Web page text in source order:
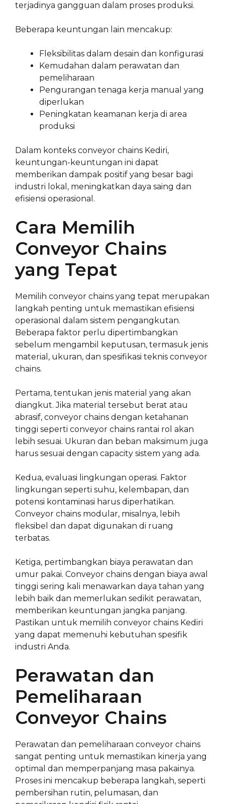
terjadinya gangguan dalam proses produksi.
Beberapa keuntungan lain mencakup:
Fleksibilitas dalam desain dan konfigurasi
Kemudahan dalam perawatan dan
pemeliharaan
Pengurangan tenaga kerja manual yang
diperlukan
Peningkatan keamanan kerja di area
produksi
Dalam konteks conveyor chains Kediri,
keuntungan-keuntungan ini dapat
memberikan dampak positif yang besar bagi
industri lokal, meningkatkan daya saing dan
efisiensi operasional.
Cara Memilih
Conveyor Chains
yang Tepat
Memilih conveyor chains yang tepat merupakan
langkah penting untuk memastikan efisiensi
operasional dalam sistem pengangkutan.
Beberapa faktor perlu dipertimbangkan
sebelum mengambil keputusan, termasuk jenis
material, ukuran, dan spesifikasi teknis conveyor
chains.
Pertama, tentukan jenis material yang akan
diangkut. Jika material tersebut berat atau
abrasif, conveyor chains dengan ketahanan
tinggi seperti conveyor chains rantai rol akan
lebih sesuai. Ukuran dan beban maksimum juga
harus sesuai dengan capacity sistem yang ada.
Kedua, evaluasi lingkungan operasi. Faktor
lingkungan seperti suhu, kelembapan, dan
potensi kontaminasi harus diperhatikan.
Conveyor chains modular, misalnya, lebih
fleksibel dan dapat digunakan di ruang
terbatas.
Ketiga, pertimbangkan biaya perawatan dan
umur pakai. Conveyor chains dengan biaya awal
tinggi sering kali menawarkan daya tahan yang
lebih baik dan memerlukan sedikit perawatan,
memberikan keuntungan jangka panjang.
Pastikan untuk memilih conveyor chains Kediri
yang dapat memenuhi kebutuhan spesifik
industri Anda.
Perawatan dan
Pemeliharaan
Conveyor Chains
Perawatan dan pemeliharaan conveyor chains
sangat penting untuk memastikan kinerja yang
optimal dan memperpanjang masa pakainya.
Proses ini mencakup beberapa langkah, seperti
pembersihan rutin, pelumasan, dan